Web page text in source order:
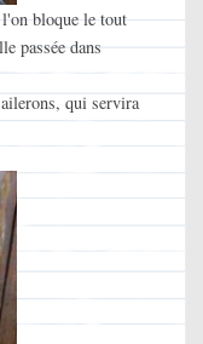
bloque le tout
passée dans
qui servira